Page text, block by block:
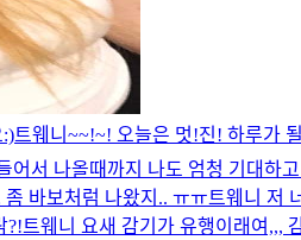
:)트웨니~~!~! 오늘은 멋!진! 하루가
서 나올때까지 나도 엄청 기대하
바보처럼 나왔지.. ㅠㅠ트웨니 저
?!트웨니 요새 감기가 유행이래여,,,